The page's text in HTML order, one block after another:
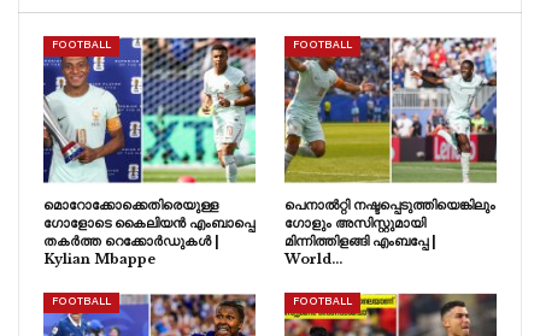
FOOTBALL
മൊറോക്കോക്കെതിരെയുള്ള
ഗോളോടെ കൈലിയൻ എംബാപ്പെ
തകർത്ത റെക്കോർഡുകൾ |
Kylian Mbappe
FOOTBALL
പെനാൽറ്റി നഷ്ടപ്പെടുത്തിയെങ്കിലും
ഗോളും അസിസ്റ്റുമായി
മിന്നിത്തിളങ്ങി എംബപ്പേ |
World…
FOOTBALL FOOTBALL